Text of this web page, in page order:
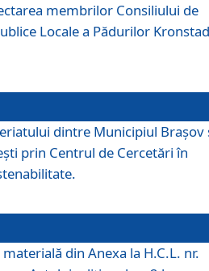
membrilor Consiliului de
Locale a Pădurilor
dintre Municipiul Brașov
prin Centrul de Cercetări în
din Anexa la H.C.L. nr.